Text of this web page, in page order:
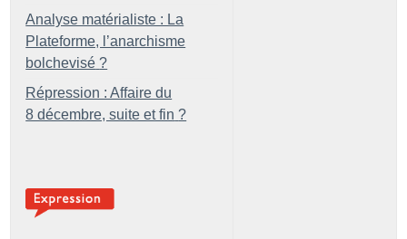
Analyse matérialiste : La
Plateforme, l’anarchisme
bolchevisé ?
Répression : Affaire du
8 décembre, suite et fin ?